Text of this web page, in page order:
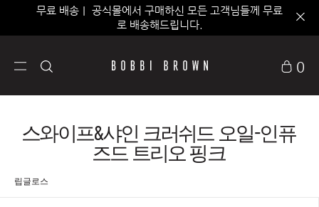
무료 배송｜ 공식몰에서 구매하신 모든 고객님들께 무료
로 배송해드립니다.
0
스와이프&샤인 크러쉬드 오일-인퓨
즈드 트리오 핑크
립글로스